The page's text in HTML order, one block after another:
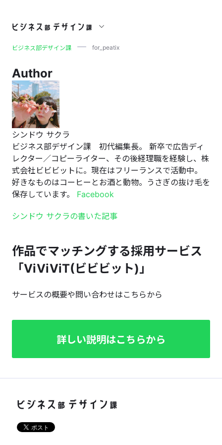
for_peatix
ビジネス部デザイン課 for_peatix
Author
シンドウ サクラ
ビジネス部デザイン課 初代編集長。 新卒で広告ディ
レクター／コピーライター、その後経理職を経験し、株
式会社ビビビットに。現在はフリーランスで活動中。
好きなものはコーヒーとお酒と動物。うさぎの抜け毛を
保存しています。 Facebook
シンドウ サクラの書いた記事
作品でマッチングする採用サービス
「ViViViT(ビビビット)」
サービスの概要や問い合わせはこちらから
詳しい説明はこちらから